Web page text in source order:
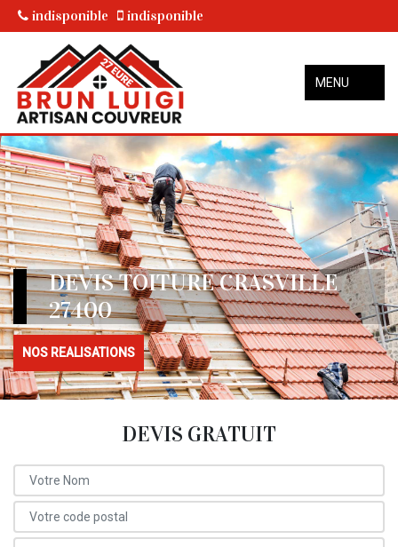
indisponible indisponible
MENU
DEVIS TOITURE CRASVILLE
27400
NOS REALISATIONS
DEVIS GRATUIT